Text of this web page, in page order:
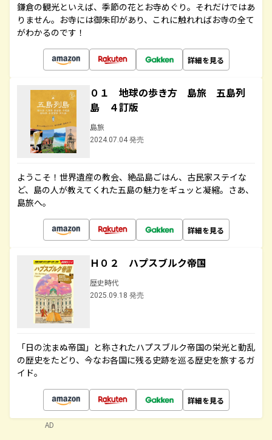
鎌倉の観光といえば、季節の花とお寺めぐり。それだけではあ
りません。お寺には御朱印があり、これに触れればお寺の全て
がわかるのです！
詳細を見る
０１ 地球の歩き方 島旅 五島列
島 ４訂版
島旅
2024.07.04 発売
ようこそ！世界遺産の教会、絶品島ごはん、古民家ステイな
ど、島の人が教えてくれた五島の魅力をギュッと凝縮。さあ、
島旅へ。
詳細を見る
Ｈ０２ ハプスブルク帝国
歴史時代
2025.09.18 発売
「日の沈まぬ帝国」と称されたハプスブルク帝国の栄光と動乱
の歴史をたどり、今なお各国に残る史跡を巡る歴史を旅するガ
イド。
詳細を見る
AD